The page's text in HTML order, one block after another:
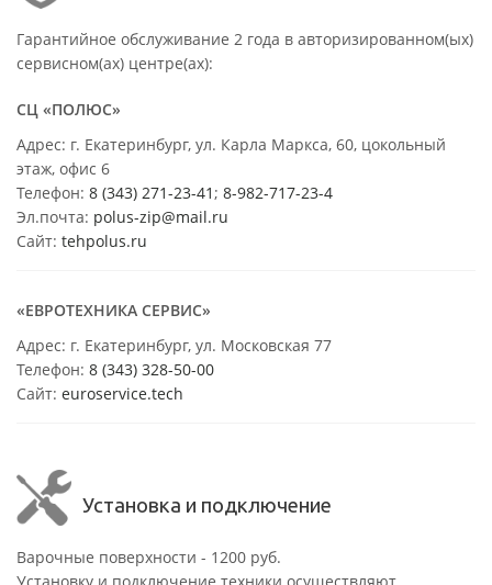
Гарантийное обслуживание 2 года в авторизированном(ых)
сервисном(ах) центре(ах):
СЦ «ПОЛЮС»
Адрес: г. Екатеринбург, ул. Карла Маркса, 60, цокольный
этаж, офис 6
Телефон: 8 (343) 271-23-41 ; 8-982-717-23-4
Эл.почта: polus-zip@mail.ru
Сайт: tehpolus.ru
«ЕВРОТЕХНИКА СЕРВИС»
Адрес: г. Екатеринбург, ул. Московская 77
Телефон: 8 (343) 328-50-00
Сайт: euroservice.tech
Установка и подключение
Варочные поверхности - 1200 руб.
Установку и подключение техники осуществляют